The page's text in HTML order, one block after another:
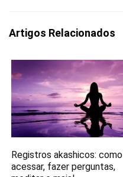
Artigos Relacionados
Registros akashicos: como
acessar, fazer perguntas,